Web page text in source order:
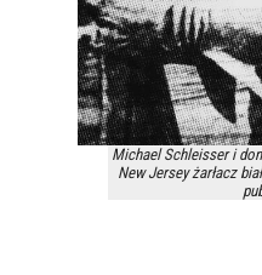
Michael Schleisser i
New Jersey żarłacz